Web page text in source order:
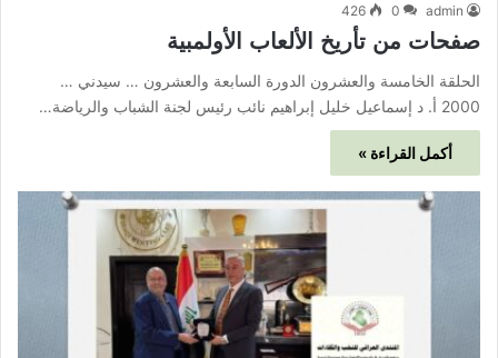
admin
0
426
صفحات من تأريخ الألعاب الأولمبية
الحلقة الخامسة والعشرون الدورة السابعة والعشرون … سيدني …
2000 أ. د إسماعيل خليل إبراهيم نائب رئيس لجنة الشباب والرياضة…
أكمل القراءة »